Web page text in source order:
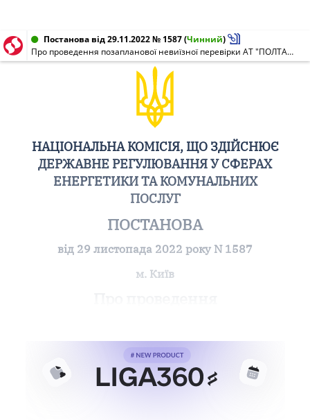
Постанова від 29.11.2022 № 1587(Чинний)
Про проведення позапланової невиїзної перевірки АТ "ПОЛТАВАОБЛЕНЕРГО"
НАЦІОНАЛЬНА КОМІСІЯ, ЩО ЗДІЙСНЮЄ
ДЕРЖАВНЕ РЕГУЛЮВАННЯ У СФЕРАХ
ЕНЕРГЕТИКИ ТА КОМУНАЛЬНИХ
ПОСЛУГ
ПОСТАНОВА
від 29 листопада 2022 року N 1587
м. Київ